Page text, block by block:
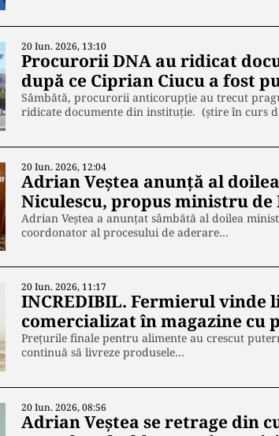
20 Iun. 2026, 13:10
Procurorii DNA au ridicat
după ce Ciprian Ciucu a fost
Sâmbătă, procurorii anticorupție au trecut
ridicate documente din instituție. (știre în curs
20 Iun. 2026, 12:04
Adrian Veștea anunță al
Niculescu, propus ministru de
Adrian Veștea a anunțat sâmbătă al doilea
coordonator al procesului de aderare…
20 Iun. 2026, 11:17
INCREDIBIL. Fermierul vinde
comercializat în magazine cu
Prețurile finale pentru alimente au crescut
continuă să livreze produsele…
20 Iun. 2026, 08:56
Adrian Veștea se retrage din